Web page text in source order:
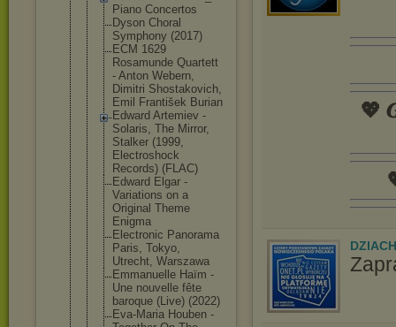
Piano Concertos
Dyson Choral
Symphony (2017)
ECM 1629
Rosamunde Quartett
- Anton Webern,
Dimitri Shostakovic h,
Emil František Burian
Edward Artemiev -
Solaris, The Mirror,
Stalker (1999,
Electroshoc k
Records) (FLAC)
Edward Elgar -
Variations on a
Original Theme
Enigma
Electronic Panorama
Paris, Tokyo,
Utrecht, Warszawa
Emmanuelle Haïm -
Une nouvelle fête
baroque (Live) (2022)
Eva-Maria Houben -
💖